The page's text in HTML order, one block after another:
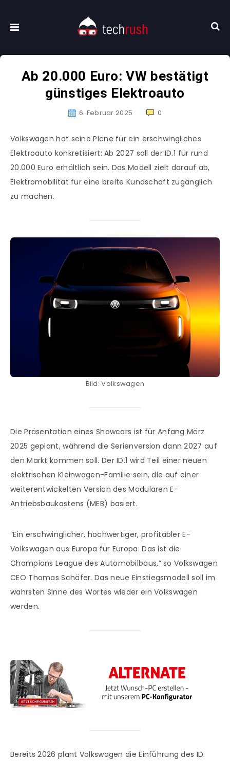
Ab 20.000 Euro: VW bestätigt
günstiges Elektroauto
6. Februar 2025 0
Volkswagen hat seine Pläne für ein erschwingliches
Elektroauto konkretisiert: Ab 2027 soll der ID.1 für rund
20.000 Euro erhältlich sein. Das Modell zielt darauf ab,
Elektromobilität für eine breite Kundschaft zugänglich
zu machen.
Bild: Volkswagen
Die Präsentation eines Showcars ist für Anfang März
2025 geplant, während die Serienversion dann 2027 auf
den Markt kommen soll. Der ID.1 wird Teil einer neuen
elektrischen Kleinwagen-Familie sein, die auf einer
weiterentwickelten Version des Modularen E-
Antriebsbaukastens (MEB) basiert.
“Ein erschwinglicher, hochwertiger, profitabler E-
Volkswagen aus Europa für Europa: Das ist die
Champions League des Automobilbaus,” so Volkswagen
CEO Thomas Schäfer. Das neue Einstiegsmodell soll im
wahrsten Sinne des Wortes wieder ein Volkswagen
werden.
Bereits 2026 plant Volkswagen die Einführung des ID.